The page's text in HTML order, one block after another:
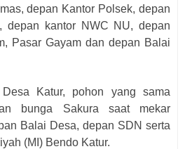
depan Kantor Polsek, depan
depan kantor NWC NU, depan
Pasar Gayam dan depan Balai
Katur, pohon yang sama
bunga Sakura saat mekar
Balai Desa, depan SDN serta
(MI) Bendo Katur.